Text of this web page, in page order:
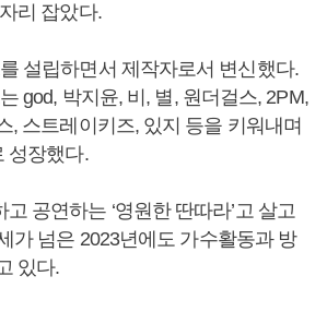
리 잡았다.
설립하면서 제작자로서 변신했다.
god, 박지윤, 비, 별, 원더걸스, 2PM,
, 스트레이키즈, 있지 등을 키워내며
성장했다.
공연하는 ‘영원한 딴따라’고 살고
가 넘은 2023년에도 가수활동과 방
있다.